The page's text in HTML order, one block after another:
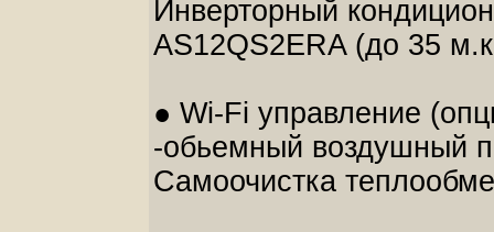
Инверторный
AS12QS2ERA (до 35
● Wi-Fi управление
-обьемный воздушный
Самоочистка